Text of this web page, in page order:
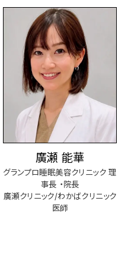
廣瀬 能華
グランプロ睡眠美容クリニック 理
事長 ・院長
廣瀬クリニック/わかばクリニック
医師